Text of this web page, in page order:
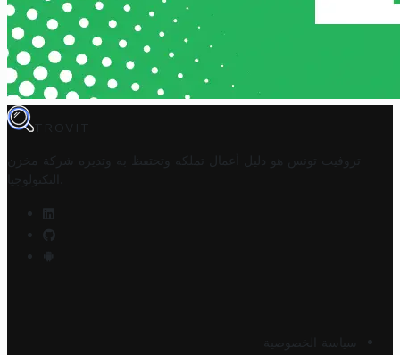
TROVIT
تروفيت تونس هو دليل أعمال تملكه وتحتفظ به وتديره
شركة مخزن
التكنولوجيا
سياسة الخصوصية